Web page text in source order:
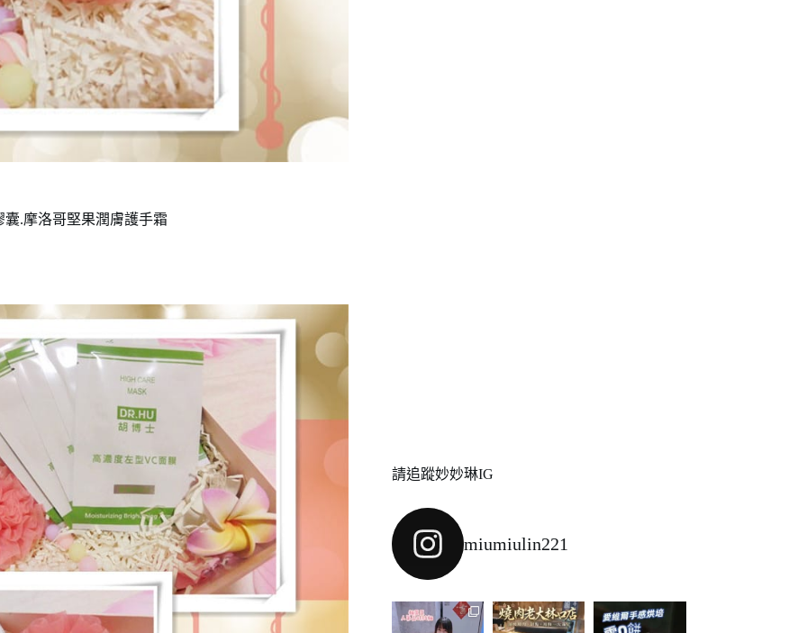
.摩洛哥堅果潤膚護手霜
請追蹤妙妙琳IG
miumiulin221